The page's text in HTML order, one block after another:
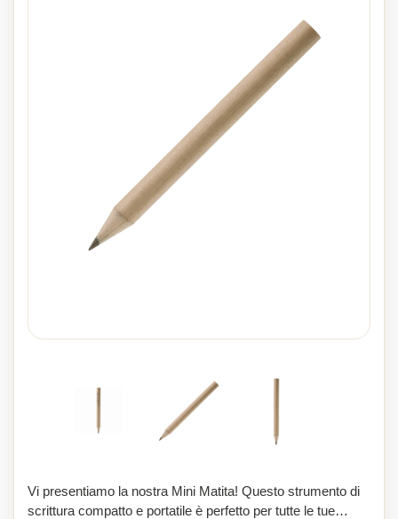
Vi presentiamo la nostra Mini Matita! Questo strumento di
scrittura compatto e portatile è perfetto per tutte le tue